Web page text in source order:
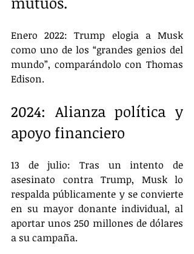
Enero 2022: Trump elogia a Musk
como uno de los “grandes genios del
mundo”, comparándolo con Thomas
Edison.
2024: Alianza política y
apoyo financiero
13 de julio: Tras un intento de
asesinato contra Trump, Musk lo
respalda públicamente y se convierte
en su mayor donante individual, al
aportar unos 250 millones de dólares
a su campaña.